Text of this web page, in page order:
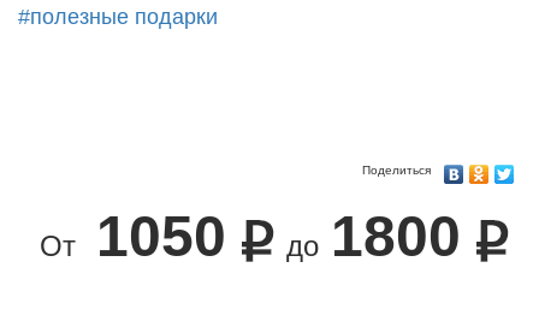
#полезные подарки
Поделиться
От 1050 до 1800